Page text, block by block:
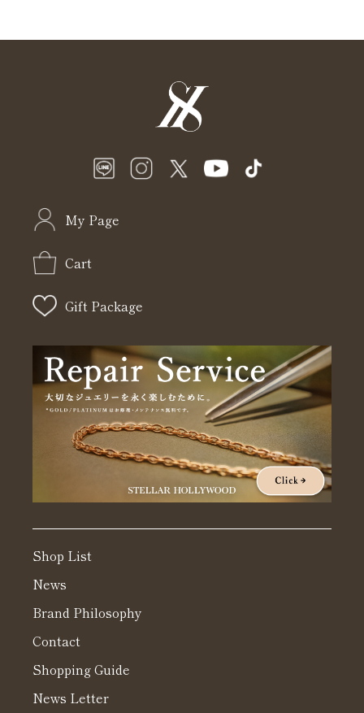
My Page
Cart
Gift Package
Shop List
News
Brand Philosophy
Contact
Shopping Guide
News Letter